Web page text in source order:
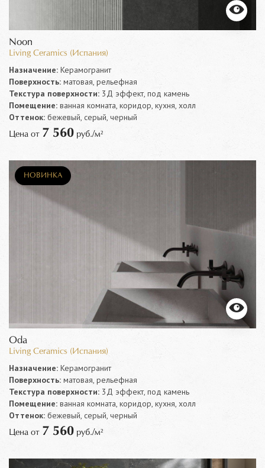
Noon
Living Ceramics (Испания)
Назначение: Керамогранит
Поверхность: матовая, рельефная
Текстура поверхности: 3Д эффект, под камень
Помещение: ванная комната, коридор, кухня, холл
Оттенок: бежевый, серый, черный
Цена от 7 560 руб./м²
НОВИНКА
Oda
Living Ceramics (Испания)
Назначение: Керамогранит
Поверхность: матовая, рельефная
Текстура поверхности: 3Д эффект, под камень
Помещение: ванная комната, коридор, кухня, холл
Оттенок: бежевый, серый, черный
Цена от 7 560 руб./м²